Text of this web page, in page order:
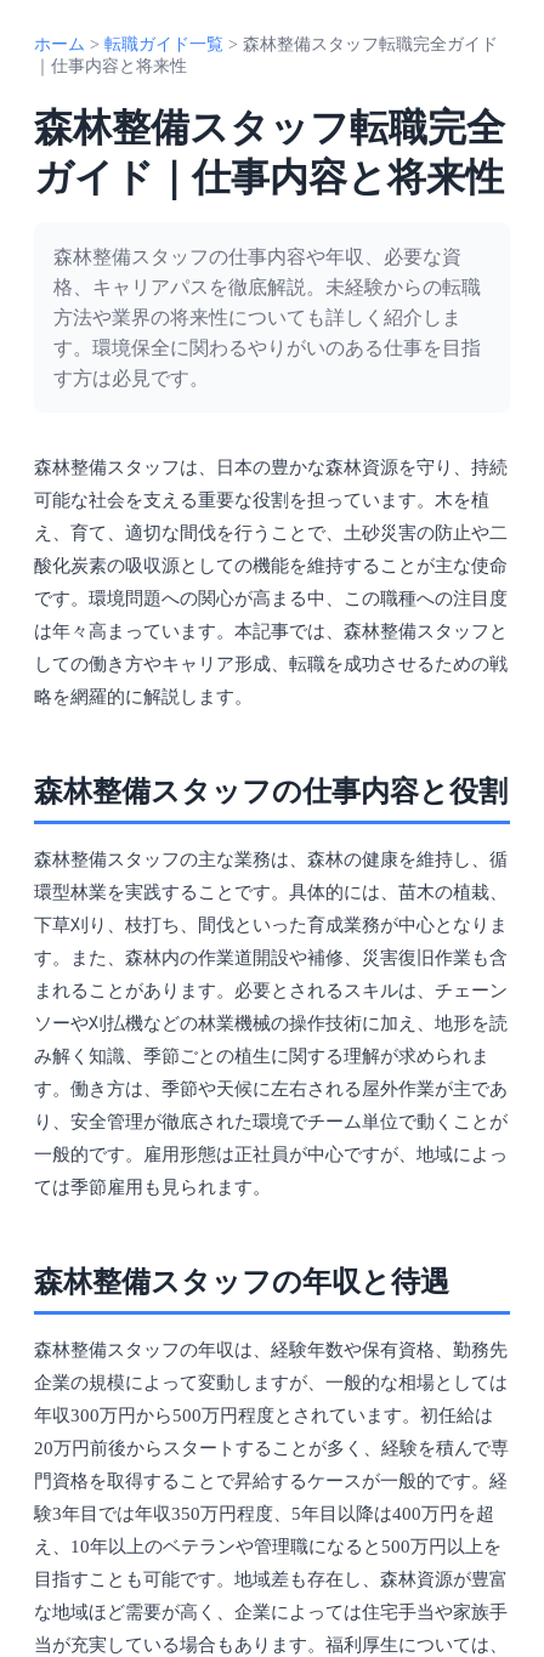
ホーム > 転職ガイド一覧 > 森林整備スタッフ転職完全ガイド
｜仕事内容と将来性
森林整備スタッフ転職完全
ガイド｜仕事内容と将来性
森林整備スタッフの仕事内容や年収、必要な資
格、キャリアパスを徹底解説。未経験からの転職
方法や業界の将来性についても詳しく紹介しま
す。環境保全に関わるやりがいのある仕事を目指
す方は必見です。
森林整備スタッフは、日本の豊かな森林資源を守り、持続
可能な社会を支える重要な役割を担っています。木を植
え、育て、適切な間伐を行うことで、土砂災害の防止や二
酸化炭素の吸収源としての機能を維持することが主な使命
です。環境問題への関心が高まる中、この職種への注目度
は年々高まっています。本記事では、森林整備スタッフと
しての働き方やキャリア形成、転職を成功させるための戦
略を網羅的に解説します。
森林整備スタッフの仕事内容と役割
森林整備スタッフの主な業務は、森林の健康を維持し、循
環型林業を実践することです。具体的には、苗木の植栽、
下草刈り、枝打ち、間伐といった育成業務が中心となりま
す。また、森林内の作業道開設や補修、災害復旧作業も含
まれることがあります。必要とされるスキルは、チェーン
ソーや刈払機などの林業機械の操作技術に加え、地形を読
み解く知識、季節ごとの植生に関する理解が求められま
す。働き方は、季節や天候に左右される屋外作業が主であ
り、安全管理が徹底された環境でチーム単位で動くことが
一般的です。雇用形態は正社員が中心ですが、地域によっ
ては季節雇用も見られます。
森林整備スタッフの年収と待遇
森林整備スタッフの年収は、経験年数や保有資格、勤務先
企業の規模によって変動しますが、一般的な相場としては
年収300万円から500万円程度とされています。初任給は
20万円前後からスタートすることが多く、経験を積んで専
門資格を取得することで昇給するケースが一般的です。経
験3年目では年収350万円程度、5年目以降は400万円を超
え、10年以上のベテランや管理職になると500万円以上を
目指すことも可能です。地域差も存在し、森林資源が豊富
な地域ほど需要が高く、企業によっては住宅手当や家族手
当が充実している場合もあります。福利厚生については、